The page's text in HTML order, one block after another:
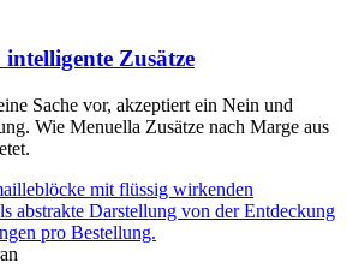
Zusätze
Sache vor, akzeptiert ein Nein und
Wie Menuella Zusätze nach Marge aus